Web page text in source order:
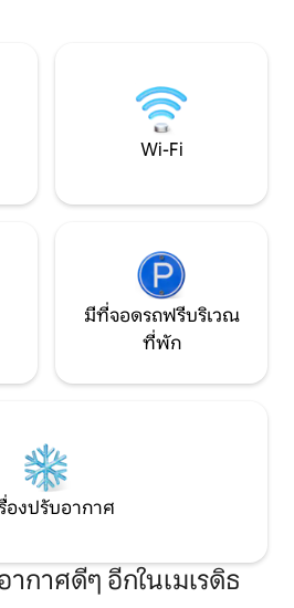
คุณเริ่มต้นที่นี่ 🌲
Wi-Fi
มีที่จอดรถฟรีบริเวณ
ที่พัก
องปรับอากาศ
กาศดีๆ อีกในเมเรดิธ